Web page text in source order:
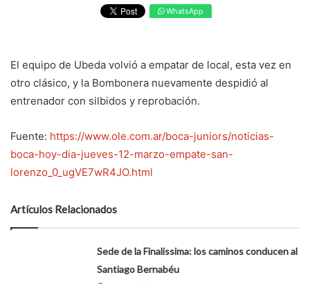
WhatsApp
El equipo de Ubeda volvió a empatar de local, esta vez en
otro clásico, y la Bombonera nuevamente despidió al
entrenador con silbidos y reprobación.
Fuente: https://www.ole.com.ar/boca-juniors/noticias-
boca-hoy-dia-jueves-12-marzo-empate-san-
lorenzo_0_ugVE7wR4JO.html
Artículos Relacionados
Sede de la Finalissima: los caminos conducen al
Santiago Bernabéu